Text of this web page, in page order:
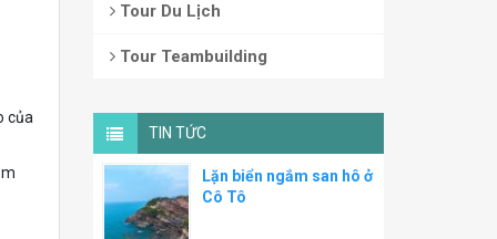
của
Tour Du Lịch
Tour Teambuilding
TIN TỨC
Lặn biển ngắm san hô ở
Cô Tô